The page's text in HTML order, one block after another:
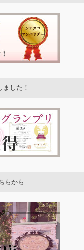
した！
らから